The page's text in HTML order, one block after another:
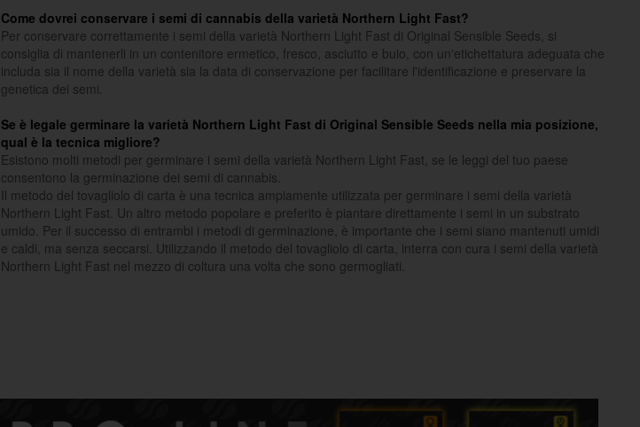
Come dovrei conservare i semi di cannabis della varietà Northern Light Fast?
Per conservare correttamente i semi della varietà Northern Light Fast di Original Sensible Seeds, si
consiglia di mantenerli in un contenitore ermetico, fresco, asciutto e buio, con un'etichettatura adeguata che
includa sia il nome della varietà sia la data di conservazione per facilitare l'identificazione e preservare la
genetica dei semi.
Se è legale germinare la varietà Northern Light Fast di Original Sensible Seeds nella mia posizione,
qual è la tecnica migliore?
Esistono molti metodi per germinare i semi della varietà Northern Light Fast, se le leggi del tuo paese
consentono la germinazione dei semi di cannabis.
Il metodo del tovagliolo di carta è una tecnica ampiamente utilizzata per germinare i semi della varietà
Northern Light Fast. Un altro metodo popolare e preferito è piantare direttamente i semi in un substrato
umido. Per il successo di entrambi i metodi di germinazione, è importante che i semi siano mantenuti umidi
e caldi, ma senza seccarsi. Utilizzando il metodo del tovagliolo di carta, interra con cura i semi della varietà
Northern Light Fast nel mezzo di coltura una volta che sono germogliati.